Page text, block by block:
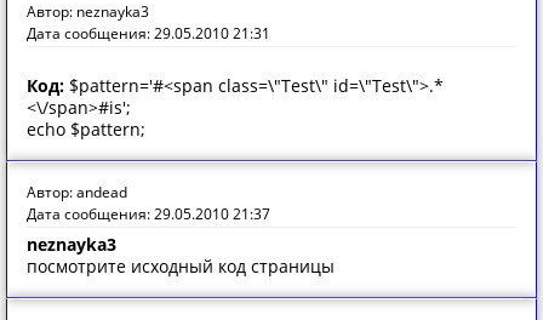
Автор: neznayka3
Дата сообщения: 29.05.2010 21:31
Код: $pattern='#<span class=\"Test\" id=\"Test\">.*
<\/span>#is';
echo $pattern;
Автор: andead
Дата сообщения: 29.05.2010 21:37
neznayka3
посмотрите исходный код страницы